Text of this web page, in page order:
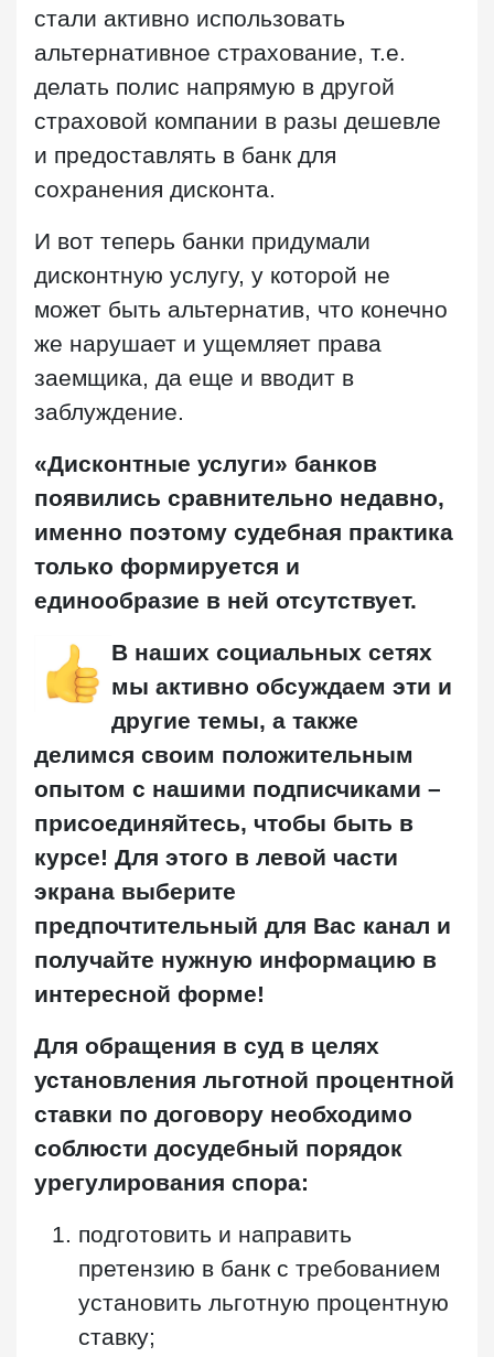
стали активно использовать
альтернативное страхование, т.е.
делать полис напрямую в другой
страховой компании в разы дешевле
и предоставлять в банк для
сохранения дисконта.
И вот теперь банки придумали
дисконтную услугу, у которой не
может быть альтернатив, что конечно
же нарушает и ущемляет права
заемщика, да еще и вводит в
заблуждение.
«Дисконтные услуги» банков
появились сравнительно недавно,
именно поэтому судебная практика
только формируется и
единообразие в ней отсутствует.
В наших социальных сетях
мы активно обсуждаем эти и
другие темы, а также
делимся своим положительным
опытом с нашими подписчиками –
присоединяйтесь, чтобы быть в
курсе! Для этого в левой части
экрана выберите
предпочтительный для Вас канал и
получайте нужную информацию в
интересной форме!
Для обращения в суд в целях
установления льготной процентной
ставки по договору необходимо
соблюсти досудебный порядок
урегулирования спора:
подготовить и направить
претензию в банк с требованием
установить льготную процентную
ставку;